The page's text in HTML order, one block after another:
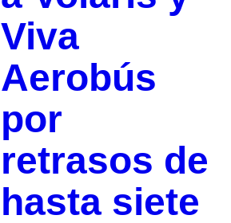
Viva
Aerobús
por
retrasos de
hasta siete